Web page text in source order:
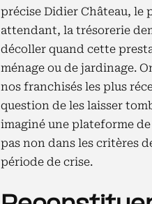
précise Didier Château, le
attendant, la trésorerie
décoller quand cette
ménage ou de jardinage.
nos franchisés les plus
question de les laisser
imaginé une plateforme
pas non dans les critères
période de crise.